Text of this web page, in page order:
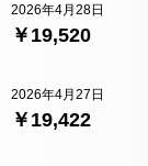
￥19,520
2026年4月28日
￥19,422
2026年4月27日